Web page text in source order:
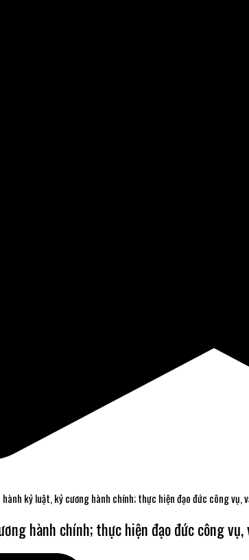
kỷ luật, kỷ cương hành chính; thực hiện đạo đức công
hành chính; thực hiện đạo đức công